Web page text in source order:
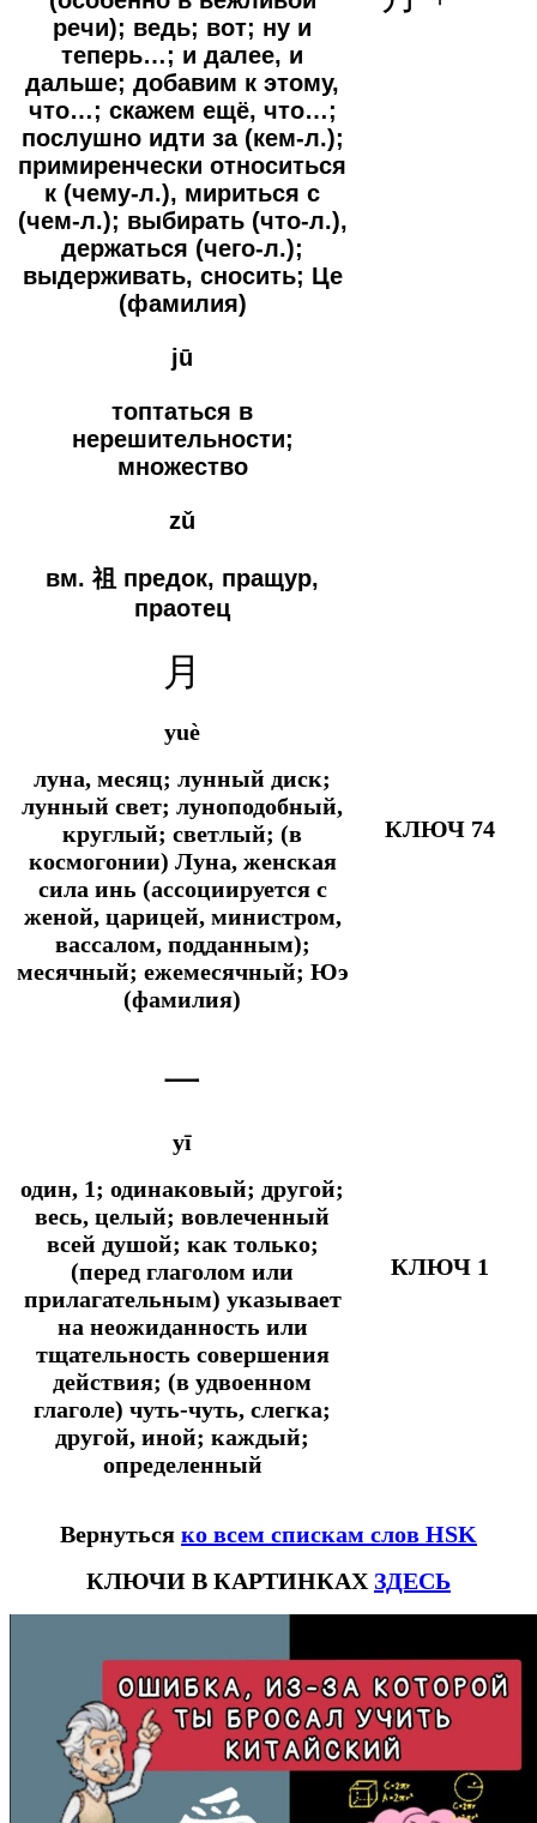
речи); ведь; вот; ну и
теперь…; и далее, и
дальше; добавим к этому,
что…; скажем ещё, что…;
послушно идти за (кем-л.);
примиренчески относиться
к (чему-л.), мириться с
(чем-л.); выбирать (что-л.),
держаться (чего-л.);
выдерживать, сносить; Це
(фамилия)
jū
топтаться в
нерешительности;
множество
zǔ
вм. 祖 предок, пращур,
праотец
月
yuè
луна, месяц; лунный диск;
лунный свет; луноподобный,
круглый; светлый; (в
космогонии) Луна, женская
сила инь (ассоциируется с
женой, царицей, министром,
вассалом, подданным);
месячный; ежемесячный; Юэ
(фамилия)
КЛЮЧ 74
一
yī
один, 1; одинаковый; другой;
весь, целый; вовлеченный
всей душой; как только;
(перед глаголом или
прилагательным) указывает
на неожиданность или
тщательность совершения
действия; (в удвоенном
глаголе) чуть-чуть, слегка;
другой, иной; каждый;
определенный
КЛЮЧ 1
Вернуться ко всем спискам слов HSK
КЛЮЧИ В КАРТИНКАХ ЗДЕСЬ